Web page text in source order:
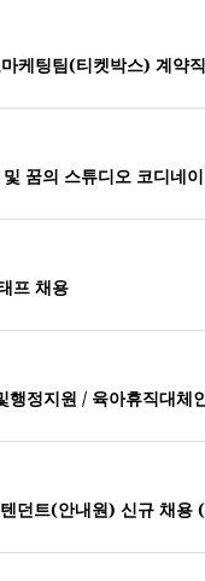
케팅팀(티켓박스) 계약
꿈의 스튜디오 코디네
프 채용
행정지원 / 육아휴직대
던트(안내원) 신규 채용